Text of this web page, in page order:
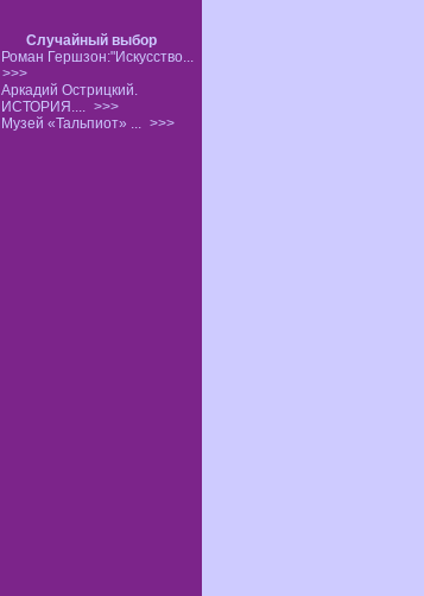
Случайный выбор
Роман Гершзон:"Искусство...
>>>
Аркадий Острицкий.
ИСТОРИЯ.... >>>
Музей «Тальпиот» ... >>>